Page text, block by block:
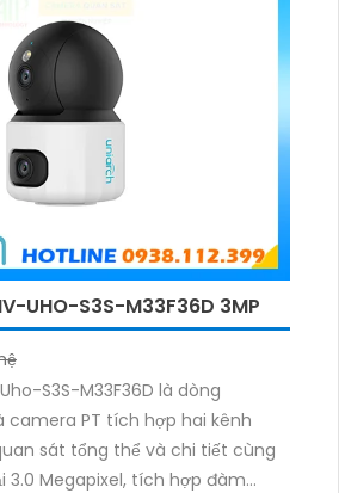
UHO-S3S-M33F36D 3MP
S3S-M33F36D là dòng
camera PT tích hợp hai kênh
sát tổng thể và chi tiết cùng
3.0 Megapixel, tích hợp đàm